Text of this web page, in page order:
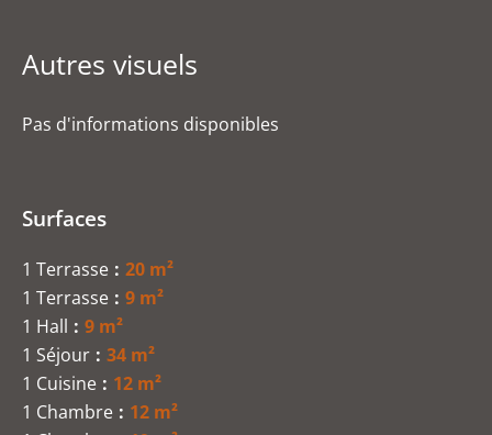
Autres visuels
Pas d'informations disponibles
Surfaces
1 Terrasse
20 m²
1 Terrasse
9 m²
1 Hall
9 m²
1 Séjour
34 m²
1 Cuisine
12 m²
1 Chambre
12 m²